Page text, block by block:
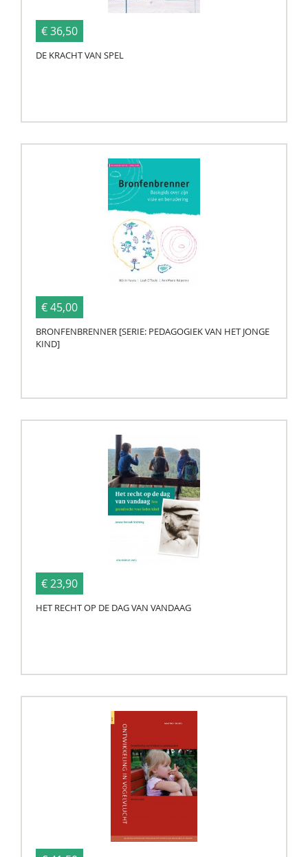
€ 36,50
DE KRACHT VAN SPEL
€ 45,00
BRONFENBRENNER [SERIE: PEDAGOGIEK VAN HET JONGE
KIND]
€ 23,90
HET RECHT OP DE DAG VAN VANDAAG